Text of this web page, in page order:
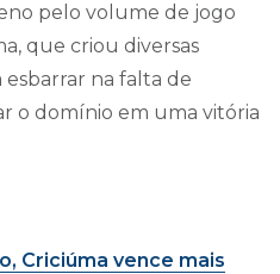
pelo volume de jogo
que criou diversas
na falta de
o domínio em uma vitória
Criciúma vence mais